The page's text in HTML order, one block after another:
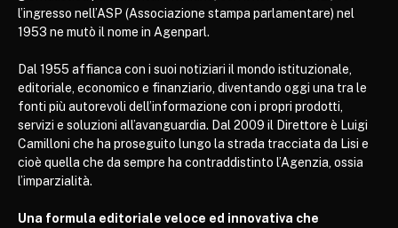
l’ingresso nell’ASP (Associazione stampa parlamentare) nel
1953 ne mutò il nome in Agenparl.
Dal 1955 affianca con i suoi notiziari il mondo istituzionale,
editoriale, economico e finanziario, diventando oggi una tra le
fonti più autorevoli dell’informazione con i propri prodotti,
servizi e soluzioni all’avanguardia. Dal 2009 il Direttore è Luigi
Camilloni che ha proseguito lungo la strada tracciata da Lisi e
cioè quella che da sempre ha contraddistinto l’Agenzia, ossia
l’imparzialità.
Una formula editoriale veloce ed innovativa che